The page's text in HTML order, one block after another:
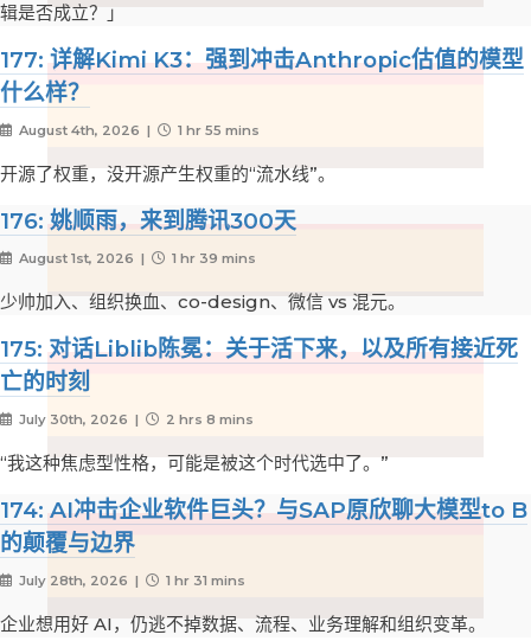
辑是否成立？」
177: 详解Kimi K3：强到冲击Anthropic估值的模型
什么样？
August 4th, 2026 | 1 hr 55 mins
开源了权重，没开源产生权重的“流水线”。
176: 姚顺雨，来到腾讯300天
August 1st, 2026 | 1 hr 39 mins
少帅加入、组织换血、co-design、微信 vs 混元。
175: 对话Liblib陈冕：关于活下来，以及所有接近死
亡的时刻
July 30th, 2026 | 2 hrs 8 mins
“我这种焦虑型性格，可能是被这个时代选中了。”
174: AI冲击企业软件巨头？与SAP原欣聊大模型to B
的颠覆与边界
July 28th, 2026 | 1 hr 31 mins
企业想用好 AI，仍逃不掉数据、流程、业务理解和组织变革。